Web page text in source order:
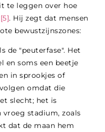
te leggen over hoe
[5]. Hij zegt dat mensen
bewustzijnszones:
de "peuterfase". Het
en soms een beetje
in sprookjes of
omdat die
slecht; het is
vroeg stadium, zoals
dat de maan hem